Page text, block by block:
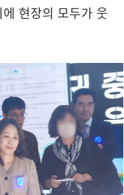
현장의 모두가 웃